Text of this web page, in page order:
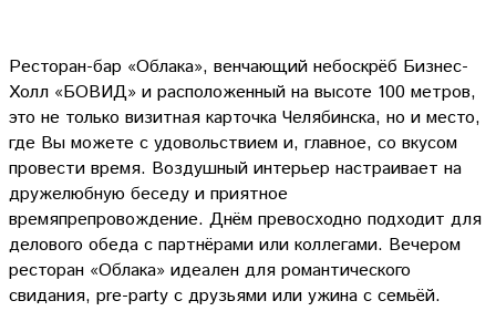
Ресторан-бар «Облака», венчающий небоскрёб Бизнес-
Холл «БОВИД» и расположенный на высоте 100 метров,
это не только визитная карточка Челябинска, но и место,
где Вы можете с удовольствием и, главное, со вкусом
провести время. Воздушный интерьер настраивает на
дружелюбную беседу и приятное
времяпрепровождение. Днём превосходно подходит для
делового обеда с партнёрами или коллегами. Вечером
ресторан «Облака» идеален для романтического
свидания, pre-party с друзьями или ужина с семьёй.